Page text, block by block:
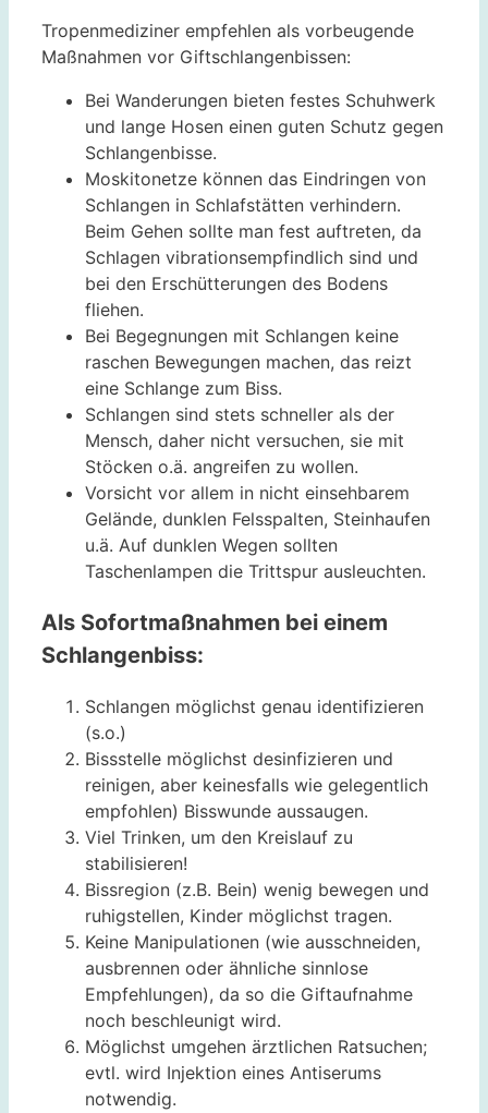
Tropenmediziner empfehlen als vorbeugende
Maßnahmen vor Giftschlangenbissen:
Bei Wanderungen bieten festes Schuhwerk
und lange Hosen einen guten Schutz gegen
Schlangenbisse.
Moskitonetze können das Eindringen von
Schlangen in Schlafstätten verhindern.
Beim Gehen sollte man fest auftreten, da
Schlagen vibrationsempfindlich sind und
bei den Erschütterungen des Bodens
fliehen.
Bei Begegnungen mit Schlangen keine
raschen Bewegungen machen, das reizt
eine Schlange zum Biss.
Schlangen sind stets schneller als der
Mensch, daher nicht versuchen, sie mit
Stöcken o.ä. angreifen zu wollen.
Vorsicht vor allem in nicht einsehbarem
Gelände, dunklen Felsspalten, Steinhaufen
u.ä. Auf dunklen Wegen sollten
Taschenlampen die Trittspur ausleuchten.
Als Sofortmaßnahmen bei einem
Schlangenbiss:
Schlangen möglichst genau identifizieren
(s.o.)
Bissstelle möglichst desinfizieren und
reinigen, aber keinesfalls wie gelegentlich
empfohlen) Bisswunde aussaugen.
Viel Trinken, um den Kreislauf zu
stabilisieren!
Bissregion (z.B. Bein) wenig bewegen und
ruhigstellen, Kinder möglichst tragen.
Keine Manipulationen (wie ausschneiden,
ausbrennen oder ähnliche sinnlose
Empfehlungen), da so die Giftaufnahme
noch beschleunigt wird.
Möglichst umgehen ärztlichen Ratsuchen;
evtl. wird Injektion eines Antiserums
notwendig.